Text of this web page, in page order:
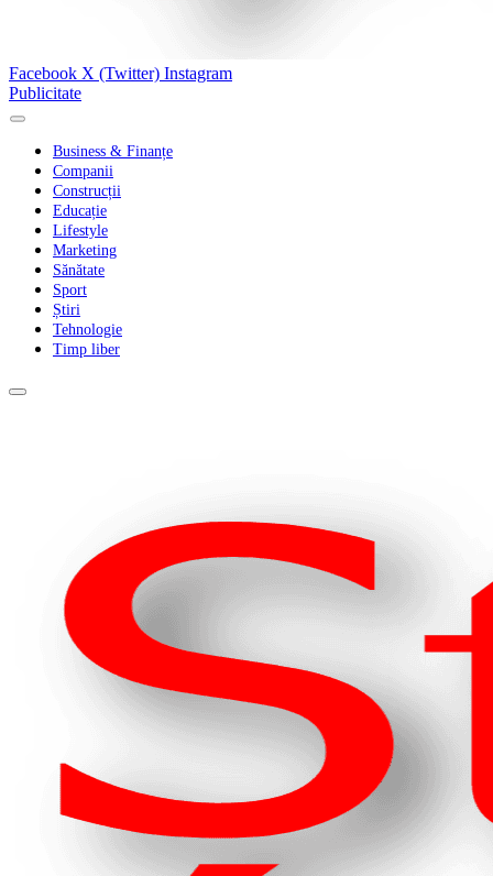
Facebook X (Twitter) Instagram
Publicitate
Business & Finanțe
Companii
Construcții
Educație
Lifestyle
Marketing
Sănătate
Sport
Știri
Tehnologie
Timp liber